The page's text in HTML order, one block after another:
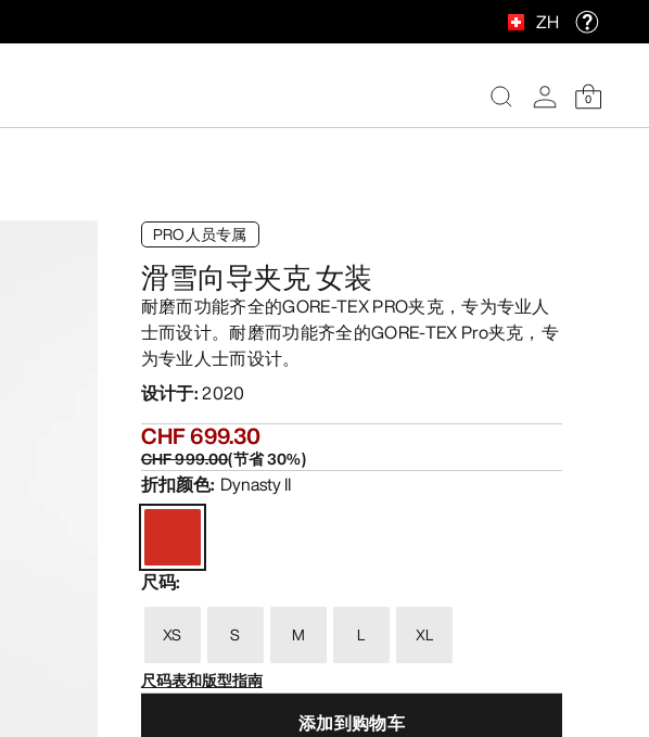
ZH
0
PRO人员专属
滑雪向导夹克 女装
耐磨而功能齐全的GORE-TEX PRO夹克，专为专业人
士而设计。耐磨而功能齐全的GORE-TEX Pro夹克，专
为专业人士而设计。
设计于:2020
CHF 699.30
CHF 999.00(节省30%)
折扣颜色: Dynasty II
尺码:
XS S M L
XL
尺码表和版型指南
添加到购物车